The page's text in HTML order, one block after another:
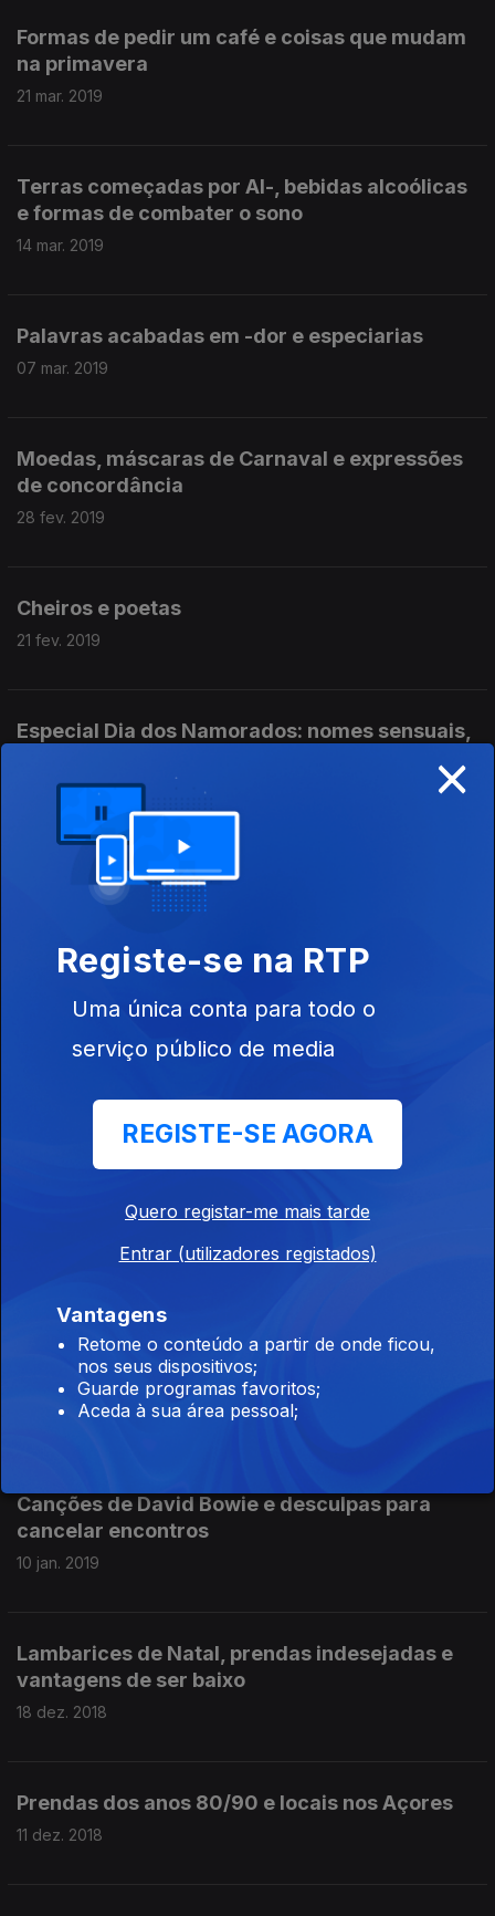
Formas de pedir um café e coisas que mudam
na primavera
21 mar. 2019
Terras começadas por Al-, bebidas alcoólicas
e formas de combater o sono
14 mar. 2019
Palavras acabadas em -dor e especiarias
07 mar. 2019
Moedas, máscaras de Carnaval e expressões
de concordância
28 fev. 2019
Cheiros e poetas
21 fev. 2019
Especial Dia dos Namorados: nomes sensuais,
encontro
14 fev. 2019
Provérbios e coisas que podem arruinar uma
07 fev. 2019
Canções dos Beatles, motivos para se ser
Rimas com meteorologia e anedotas de 20
Estrangeirismos da informática e nomes de
17 jan. 2019
Canções de David Bowie e desculpas para
cancelar encontros
10 jan. 2019
Lambarices de Natal, prendas indesejadas e
vantagens de ser baixo
18 dez. 2018
Prendas dos anos 80/90 e locais nos Açores
11 dez. 2018
×
Registe-se na RTP
Uma única conta para todo o
serviço público de media
REGISTE-SE AGORA
Quero registar-me mais tarde
Entrar (utilizadores registados)
Vantagens
Retome o conteúdo a partir de onde ficou,
nos seus dispositivos;
Guarde programas favoritos;
Aceda à sua área pessoal;